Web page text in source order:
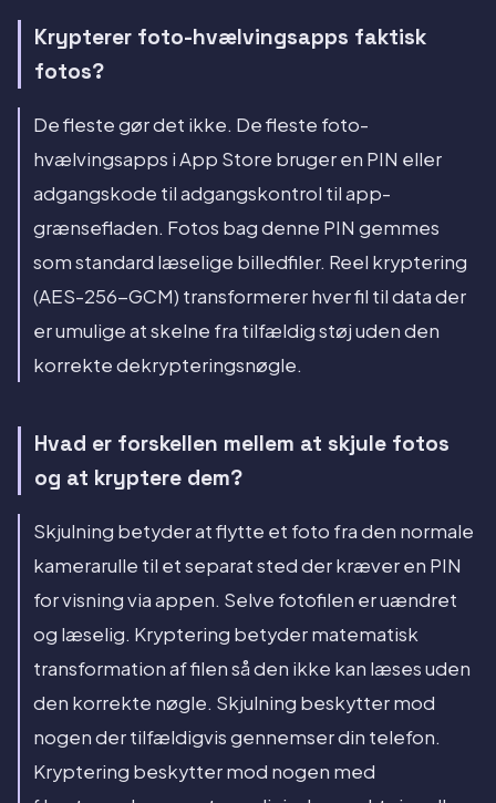
Krypterer foto-hvælvingsapps faktisk
fotos?
De fleste gør det ikke. De fleste foto-
hvælvingsapps i App Store bruger en PIN eller
adgangskode til adgangskontrol til app-
grænsefladen. Fotos bag denne PIN gemmes
som standard læselige billedfiler. Reel kryptering
(AES-256-GCM) transformerer hver fil til data der
er umulige at skelne fra tilfældig støj uden den
korrekte dekrypteringsnøgle.
Hvad er forskellen mellem at skjule fotos
og at kryptere dem?
Skjulning betyder at flytte et foto fra den normale
kamerarulle til et separat sted der kræver en PIN
for visning via appen. Selve fotofilen er uændret
og læselig. Kryptering betyder matematisk
transformation af filen så den ikke kan læses uden
den korrekte nøgle. Skjulning beskytter mod
nogen der tilfældigvis gennemser din telefon.
Kryptering beskytter mod nogen med